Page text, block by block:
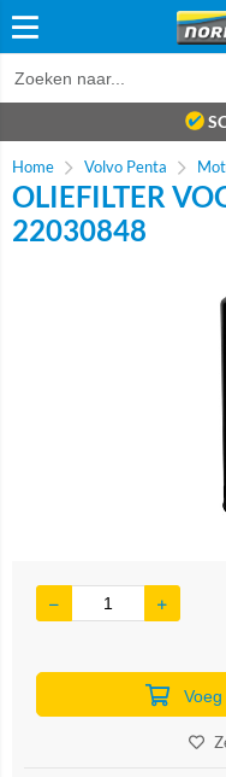
Home Volvo Penta
OLIEFILTER
22030848